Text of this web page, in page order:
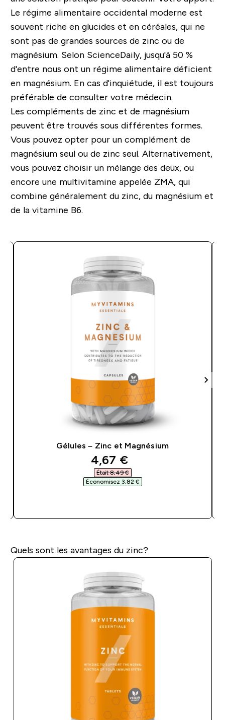
Le régime alimentaire occidental moderne est
souvent riche en glucides et en céréales, qui ne
sont pas de grandes sources de zinc ou de
magnésium. Selon ScienceDaily, jusqu'à 50 %
d'entre nous ont un régime alimentaire déficient
en magnésium. En cas d'inquiétude, il est toujours
préférable de consulter votre médecin.
Les compléments de zinc et de magnésium
peuvent être trouvés sous différentes formes.
Vous pouvez opter pour un complément de
magnésium seul ou de zinc seul. Alternativement,
vous pouvez choisir un mélange des deux, ou
encore une multivitamine appelée ZMA, qui
combine généralement du zinc, du magnésium et
de la vitamine B6.
Gélules – Zinc et Magnésium
discounted price
4,67 €‎
Était 8,49 €‎
Économisez 3,82 €‎
Quels sont les avantages du zinc?